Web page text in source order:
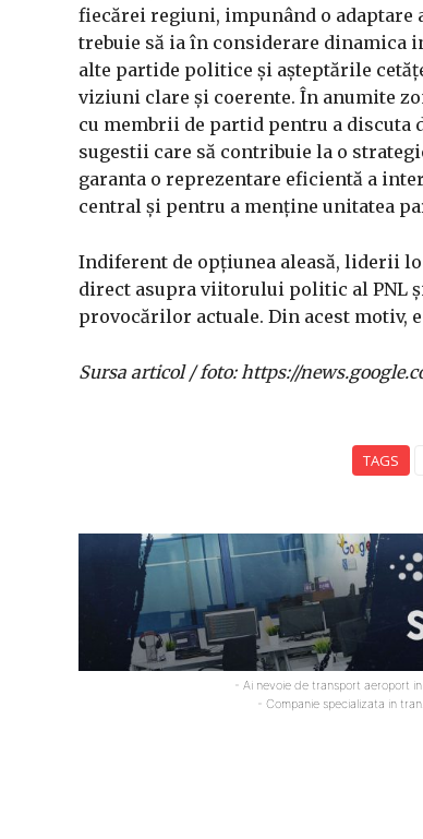
fiecărei regiuni, impunând o
trebuie să ia în considerare dinamica
alte partide politice și așteptările
viziuni clare și coerente. În anumite
cu membrii de partid pentru a discuta
sugestii care să contribuie la o
garanta o reprezentare eficientă a
central și pentru a menține unitatea
Indiferent de opțiunea aleasă, liderii
direct asupra viitorului politic al PNL
provocărilor actuale. Din acest motiv,
Sursa articol / foto: https://
TAGS
- Ai nevoie de transport aeroport
- Companie specializata in